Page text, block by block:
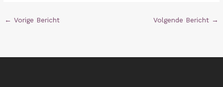
← Vorige Bericht Volgende Bericht →